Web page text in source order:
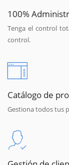
100%
Tenga el control
control.
Catálogo de
Gestiona todos tus